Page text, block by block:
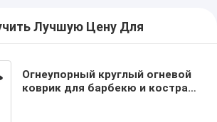
Лучшую Цену Для
Огнеупорный круглый огневой
коврик для барбекю и костра с